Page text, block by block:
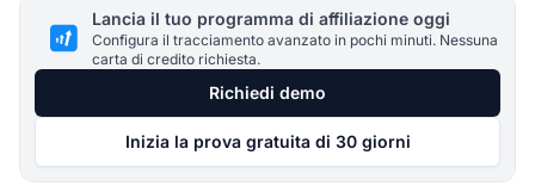
Lancia il tuo programma di affiliazione oggi
Configura il tracciamento avanzato in pochi minuti. Nessuna
carta di credito richiesta.
Richiedi demo
Inizia la prova gratuita di 30 giorni